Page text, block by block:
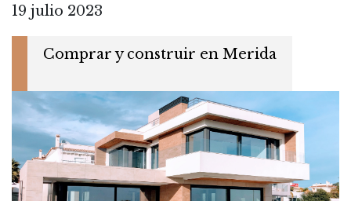
19 julio 2023
Comprar y construir en Merida